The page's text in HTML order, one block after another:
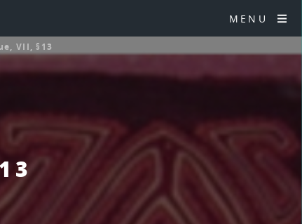
MENU
VII, §13